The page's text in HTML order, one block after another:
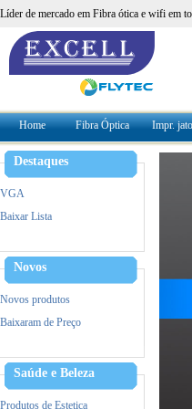
Líder de mercado em Fibra ótica e wifi em
Home Fibra Óptica Impr.
Destaques
VGA
Baixar Lista
Novos
Novos produtos
Baixaram de Preço
Saúde e Beleza
Produtos de Estetica